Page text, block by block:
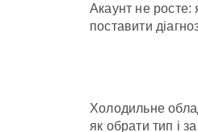
Акаунт не росте:
поставити
Холодильне
як обрати тип і